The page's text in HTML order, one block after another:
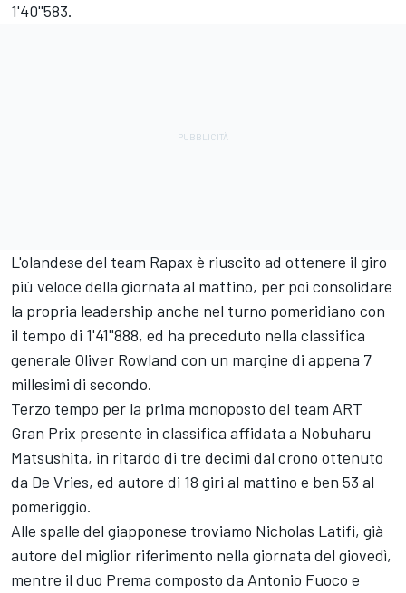
1'40''583.
L'olandese del team Rapax è riuscito ad ottenere il giro
più veloce della giornata al mattino, per poi consolidare
la propria leadership anche nel turno pomeridiano con
il tempo di 1'41''888, ed ha preceduto nella classifica
generale Oliver Rowland con un margine di appena 7
millesimi di secondo.
Terzo tempo per la prima monoposto del team ART
Gran Prix presente in classifica affidata a Nobuharu
Matsushita, in ritardo di tre decimi dal crono ottenuto
da De Vries, ed autore di 18 giri al mattino e ben 53 al
pomeriggio.
Alle spalle del giapponese troviamo Nicholas Latifi, già
autore del miglior riferimento nella giornata del giovedì,
mentre il duo Prema composto da Antonio Fuoco e